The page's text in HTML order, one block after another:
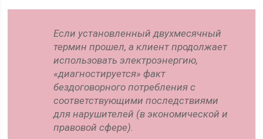
Если установленный двухмесячный
термин прошел, а клиент продолжает
использовать электроэнергию,
«диагностируется» факт
бездоговорного потребления с
соответствующими последствиями
для нарушителей (в экономической и
правовой сфере).